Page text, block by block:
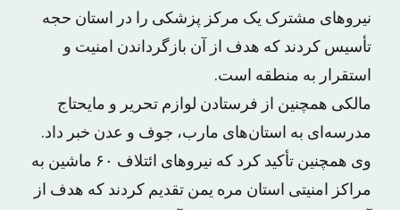
نیروهای مشترک یک مرکز پزشکی را در استان حجه
تأسیس کردند که هدف از آن بازگرداندن امنیت و
استقرار به منطقه است.
مالکی همچنین از فرستادن لوازم تحریر و مایحتاج
مدرسه‌ای به استان‌های مارب، جوف و عدن خبر داد.
وی همچنین تأکید کرد که نیروهای ائتلاف ۶۰ ماشین به
مراکز امنیتی استان مره یمن تقدیم کردند که هدف از